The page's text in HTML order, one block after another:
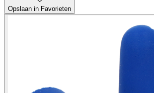
Opslaan in Favorieten